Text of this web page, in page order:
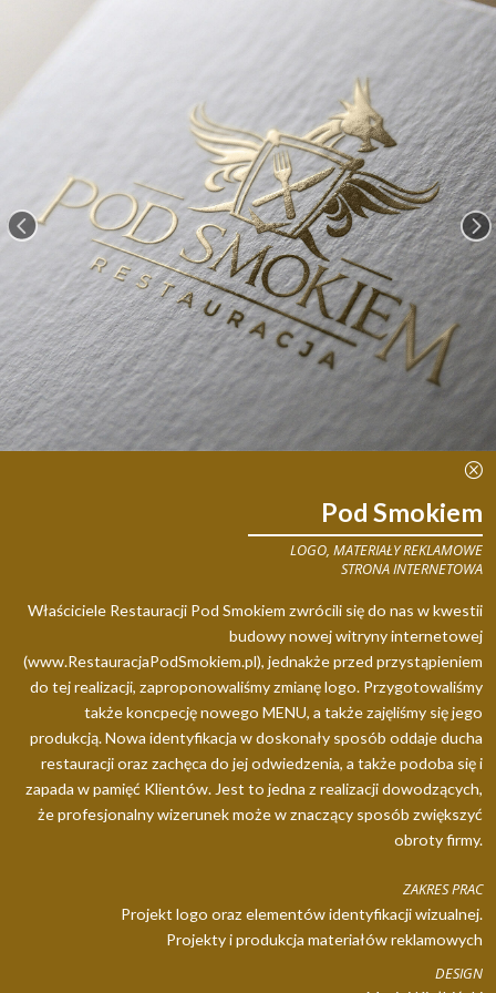
< =
Q
Pod Smokiem
LOGO, MATERIAŁY REKLAMOWE
STRONA INTERNETOWA
Właściciele Restauracji Pod Smokiem zwrócili się do nas w kwestii
budowy nowej witryny internetowej
(www.RestauracjaPodSmokiem.pl), jednakże przed przystąpieniem
do tej realizacji, zaproponowaliśmy zmianę logo. Przygotowaliśmy
także koncpecję nowego MENU, a także zajęliśmy się jego
produkcją. Nowa identyfikacja w doskonały sposób oddaje ducha
restauracji oraz zachęca do jej odwiedzenia, a także podoba się i
zapada w pamięć Klientów. Jest to jedna z realizacji dowodzących,
że profesjonalny wizerunek może w znaczący sposób zwiększyć
obroty firmy.
ZAKRES PRAC
Projekt logo oraz elementów identyfikacji wizualnej.
Projekty i produkcja materiałów reklamowych
DESIGN